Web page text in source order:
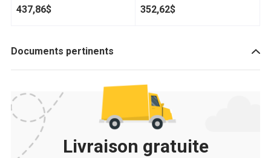
437,86$
352,62$
Documents pertinents
Livraison gratuite